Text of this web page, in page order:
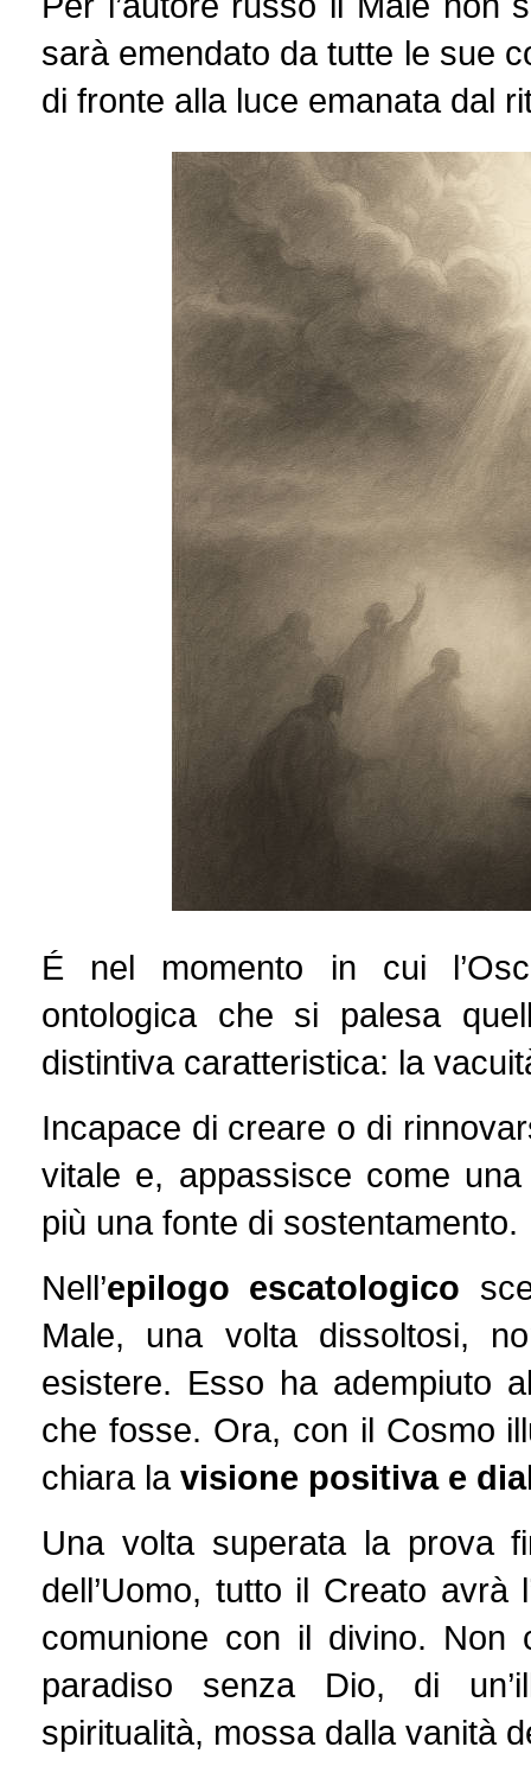
sarà emendato da tutte le sue
di fronte alla luce emanata dal
É nel momento in cui
ontologica che si palesa
distintiva caratteristica: la
Incapace di creare o di
vitale e, appassisce come
più una fonte di sostentamento.
Nell’epilogo escatologico
Male, una volta dissoltosi,
esistere. Esso ha adempiuto
che fosse. Ora, con il Cosmo
chiara la visione positiva e
Una volta superata la prova
dell’Uomo, tutto il Creato avrà
comunione con il divino.
paradiso senza Dio, di
spiritualità, mossa dalla vanità